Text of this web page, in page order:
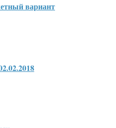
вариант